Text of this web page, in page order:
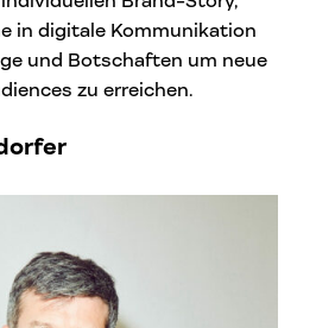
in digitale Kommunikation
und Botschaften um neue
zu erreichen.